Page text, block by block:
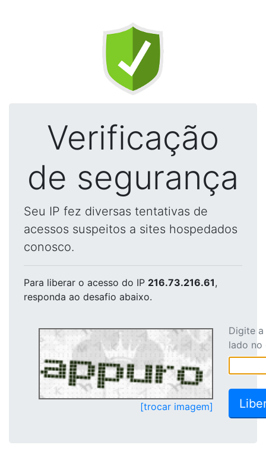
Verificação
de segurança
Seu IP fez diversas tentativas de
acessos suspeitos a sites hospedados
conosco.
Para liberar o acesso do IP 216.73.216.61,
responda ao desafio abaixo.
[trocar imagem]
Digite
lado no